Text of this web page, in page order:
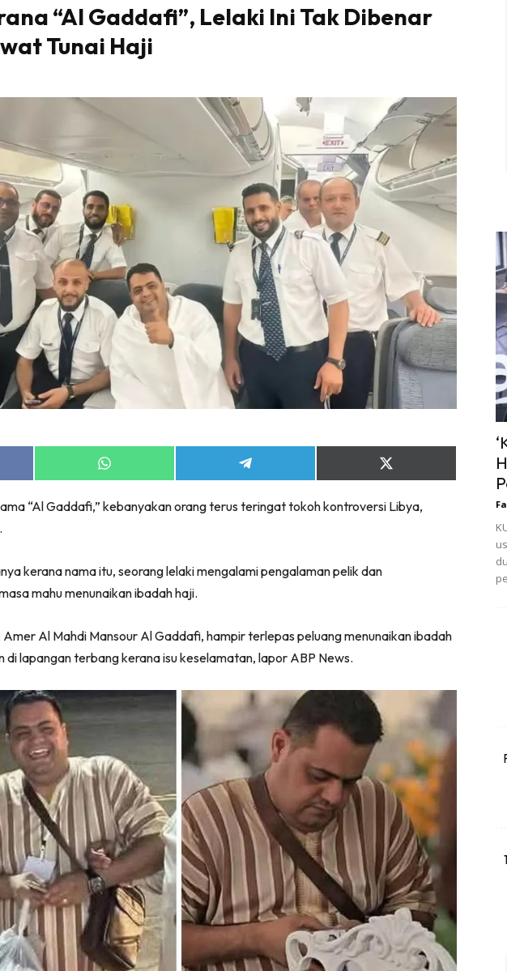
“Al Gaddafi”, Lelaki Ini Tak Dibenar
Tunai Haji
Share
on
Share
on
Share
on
(Twitter)
“Al Gaddafi,” kebanyakan orang terus teringat tokoh kontroversi Libya,
kerana nama itu, seorang lelaki mengalami pengalaman pelik dan
mahu menunaikan ibadah haji.
Al Mahdi Mansour Al Gaddafi, hampir terlepas peluang menunaikan ibadah
di lapangan terbang kerana isu keselamatan, lapor ABP News.